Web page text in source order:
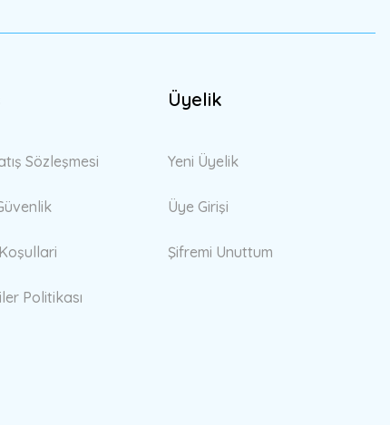
Sözleşmesi
Politikası
Üyelik
Yeni Üyelik
Üye Girişi
Şifremi Unuttum